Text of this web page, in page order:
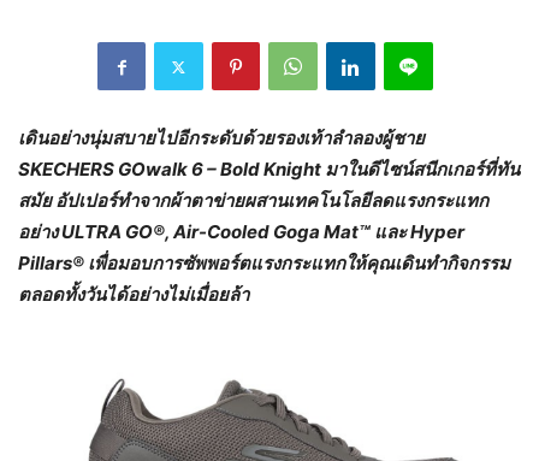
เดินอย่างนุ่มสบายไปอีกระดับด้วยรองเท้าลำลองผู้ชาย
SKECHERS GOwalk 6 – Bold Knight มาในดีไซน์สนีกเกอร์ที่ทัน
สมัย อัปเปอร์ทำจากผ้าตาข่ายผสานเทคโนโลยีลดแรงกระแทก
อย่าง ULTRA GO®, Air-Cooled Goga Mat™ และ Hyper
Pillars® เพื่อมอบการซัพพอร์ตแรงกระแทกให้คุณเดินทำกิจกรรม
ตลอดทั้งวันได้อย่างไม่เมื่อยล้า